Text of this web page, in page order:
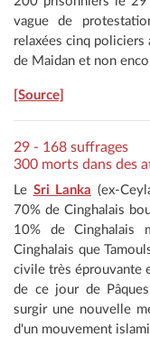
vague de
relaxées cinq
de Maidan et non
[Source]
29 - 168 suffrages
300 morts dans des
Le Sri Lanka (ex-
70% de Cinghalais
10% de Cinghalais
Cinghalais que
civile très éprouvante
de ce jour de
surgir une nouvelle
d'un mouvement